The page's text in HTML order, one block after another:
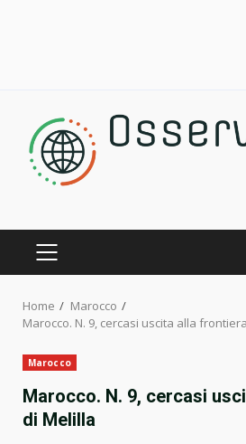
content
PRIMARY
MENU
Home
Marocco
Marocco. N. 9, cercasi uscita alla
Marocco
Marocco. N. 9, cercasi
di Melilla